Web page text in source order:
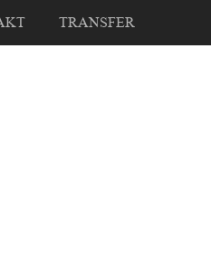
TRANSFER